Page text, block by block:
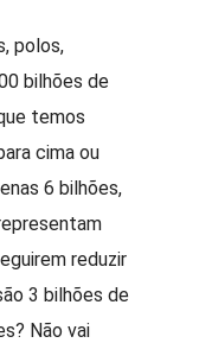
polos,
bilhões de
temos
cima ou
6 bilhões,
reduzir
3 bilhões de
Não vai